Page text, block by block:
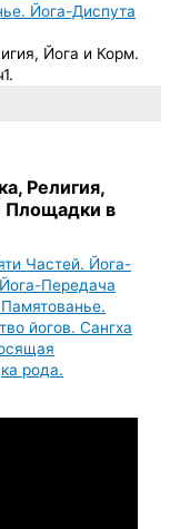
Йога-Диспута
Йога и Корм.
Религия,
Площадки в
Частей. Йога-
Передача
йогов. Сангха
рода.